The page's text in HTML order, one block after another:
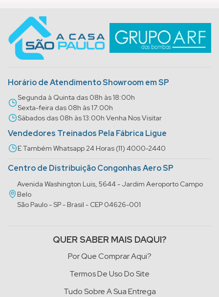
Horário de Atendimento Showroom em SP
Segunda à Quinta das 08h às 18:00h
Sexta-feira das 08h às 17:00h
Sábados das 08h às 13:00h Venha Nos Visitar
Vendedores Treinados Pela Fábrica Ligue
E Também Whatsapp 24 Horas (11) 4000-2440
Centro de Distribuição Congonhas Aero SP
Avenida Washington Luis, 5644 - Jardim Aeroporto Campo
Belo
São Paulo - SP - Brasil - CEP 04626-001
QUER SABER MAIS DAQUI?
Por Que Comprar Aqui?
Termos De Uso Do Site
Tudo Sobre A Sua Entrega